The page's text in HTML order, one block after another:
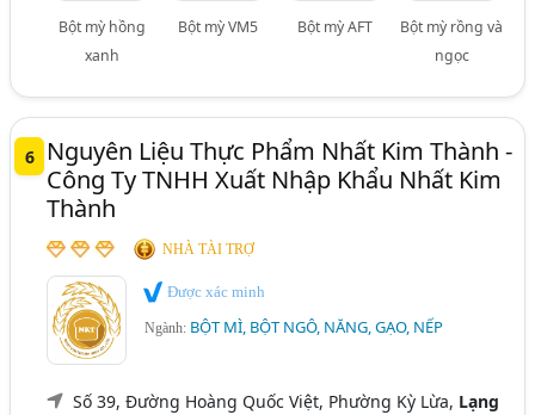
Bột mỳ hồng
xanh
Bột mỳ VM5 Bột mỳ AFT
Bột mỳ rồng và
ngọc
6
Nguyên Liệu Thực Phẩm Nhất Kim Thành -
Công Ty TNHH Xuất Nhập Khẩu Nhất Kim
Thành
NHÀ TÀI TRỢ
Được xác minh
Ngành: BỘT MÌ, BỘT NGÔ, NĂNG, GẠO, NẾP
Số 39, Đường Hoàng Quốc Việt, Phường Kỳ Lừa, Lạng